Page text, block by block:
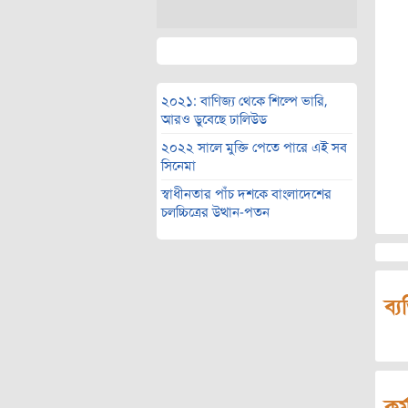
২০২১: বাণিজ্য থেকে শিল্পে ভারি,
আরও ডুবেছে ঢালিউড
২০২২ সালে মুক্তি পেতে পারে এই সব
সিনেমা
স্বাধীনতার পাঁচ দশকে বাংলাদেশের
চলচ্চিত্রের উত্থান-পতন